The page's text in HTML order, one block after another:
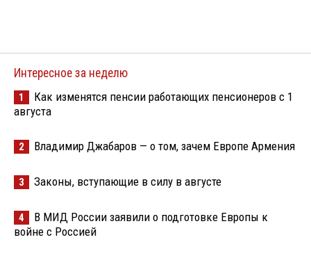
Интересное за неделю
1
Как изменятся пенсии работающих пенсионеров с 1
августа
2 Владимир Джабаров — о том, зачем Европе Армения
3 Законы, вступающие в силу в августе
4
В МИД России заявили о подготовке Европы к
войне с Россией